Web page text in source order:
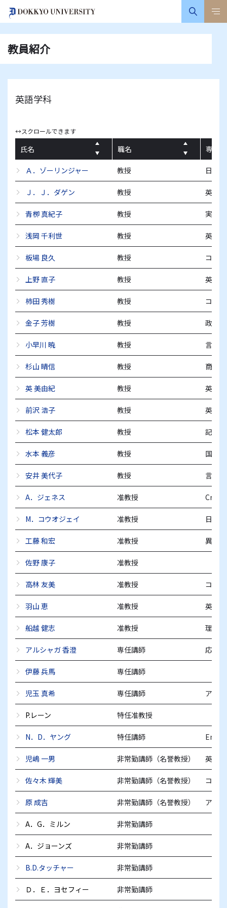
教員紹介
英語学科
↔スクロールできます
氏名 職名 専門
Ａ．ゾーリンジャー 教授 日本
Ｊ．Ｊ．ダゲン 教授 英語
青栁 真紀子 教授 実験
浅岡 千利世 教授 英語
板場 良久 教授 コミ
上野 直子 教授 英語
柿田 秀樹 教授 コミ
金子 芳樹 教授 政治学
小早川 暁 教授 言語
杉山 晴信 教授 商業
英 美由紀 教授 英文
前沢 浩子 教授 英文学
松本 健太郎 教授 記号
水本 義彦 教授 国際
安井 美代子 教授 言語学
A．ジェネス 准教授
M．コウオジェイ 准教授 日本
工藤 和宏 准教授 異文
佐野 康子 准教授
高林 友美 准教授 コミ
羽山 恵 准教授 英語
船越 健志 准教授 理論
アルシャガ 香澄 専任講師 応用
伊藤 兵馬 専任講師
児玉 真希 専任講師 アメ
P.レーン 特任准教授
N．D．ヤング 特任講師
児嶋 一男 非常勤講師（名誉教授） 英語
佐々木 輝美 非常勤講師（名誉教授） コミ
原 成吉 非常勤講師（名誉教授） アメ
A．G．ミルン 非常勤講師
A．ジョーンズ 非常勤講師
B.D.タッチャー 非常勤講師
Ｄ．Ｅ．ヨセフィー 非常勤講師